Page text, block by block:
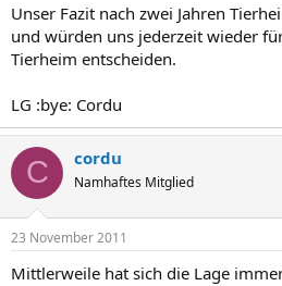
Unser Fazit nach zwei Jahren
und würden uns jederzeit wieder
Tierheim entscheiden.
LG :bye: Cordu
C cordu
Namhaftes Mitglied
23 November 2011
Mittlerweile hat sich die Lage